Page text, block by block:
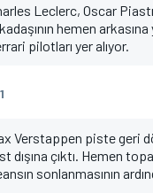
Leclerc, Oscar
hemen
pilotları yer alıyor.
Verstappen piste geri
dışına çıktı. Hemen
sonlanmasının